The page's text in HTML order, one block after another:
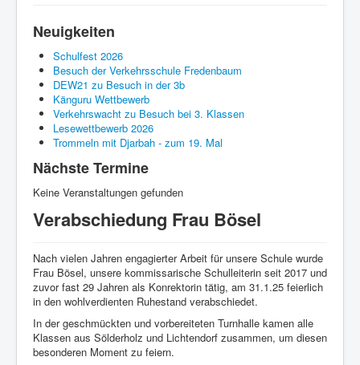
Home
Über uns
Aktuelles
Termine
Kinderecke
Gartentage
Neuigkeiten
Schulfest 2026
Besuch der Verkehrsschule Fredenbaum
DEW21 zu Besuch in der 3b
Känguru Wettbewerb
Verkehrswacht zu Besuch bei 3. Klassen
Lesewettbewerb 2026
Trommeln mit Djarbah - zum 19. Mal
Nächste Termine
Keine Veranstaltungen gefunden
Verabschiedung Frau Bösel
Nach vielen Jahren engagierter Arbeit für unsere Schule wurde
Frau Bösel, unsere kommissarische Schulleiterin seit 2017 und
zuvor fast 29 Jahren als Konrektorin tätig, am 31.1.25 feierlich
in den wohlverdienten Ruhestand verabschiedet.
In der geschmückten und vorbereiteten Turnhalle kamen alle
Klassen aus Sölderholz und Lichtendorf zusammen, um diesen
besonderen Moment zu feiern.